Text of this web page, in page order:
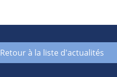
Retour à la liste d'actualités